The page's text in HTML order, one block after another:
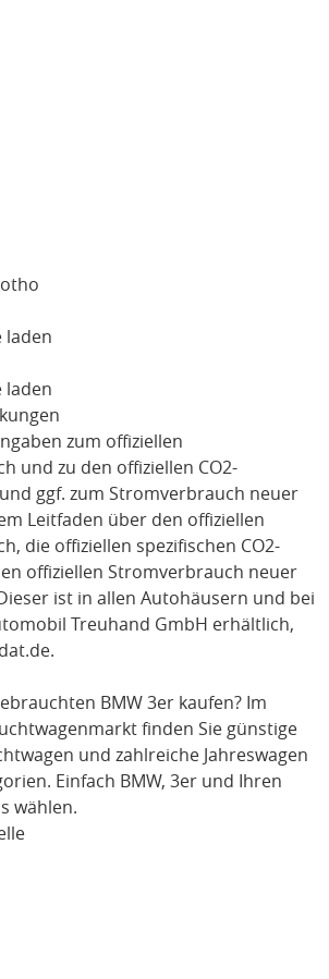
laden
laden
zum offiziellen
und zu den offiziellen CO2-
ggf. zum Stromverbrauch neuer
Leitfaden über den offiziellen
die offiziellen spezifischen CO2-
offiziellen Stromverbrauch neuer
ist in allen Autohäusern und bei
Treuhand GmbH erhältlich,
.
BMW 3er kaufen? Im
finden Sie günstige
und zahlreiche Jahreswagen
Einfach BMW, 3er und Ihren
wählen.